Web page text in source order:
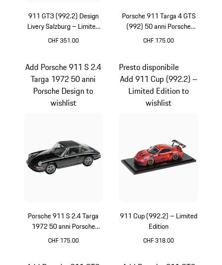
911 GT3 (992.2) Design
Livery Salzburg – Limited
Edition
CHF 351.00
Porsche 911 Targa 4 GTS
(992) 50 anni Porsche
Design Edition
CHF 175.00
Porsche 911 S 2.4 Targa
1972 50 anni Porsche
Design
CHF 175.00
Add Porsche 911 S 2.4
Targa 1972 50 anni
Porsche Design to
wishlist
911 Cup (992.2) – Limited
Edition
CHF 318.00
Presto disponibile
Add 911 Cup (992.2) –
Limited Edition to
wishlist